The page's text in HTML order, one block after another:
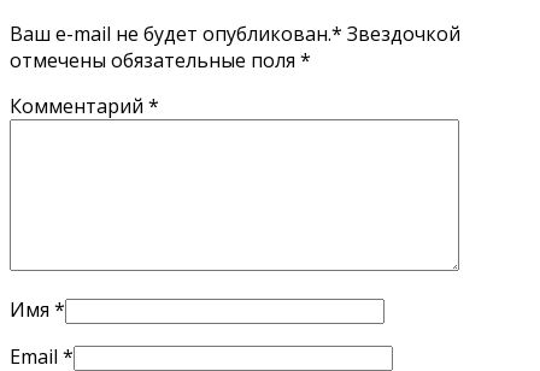
Ваш e-mail не будет опубликован.* Звездочкой
отмечены обязательные поля *
Комментарий *
Имя *
Email *